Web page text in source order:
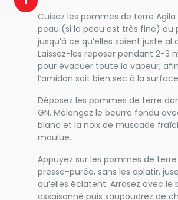
Cuisez les pommes de terre
peau (si la peau est très fine) ou
jusqu’à ce qu’elles soient juste al
Laissez-les reposer pendant 2-3
pour évacuer toute la vapeur,
l’amidon soit bien sec à la
Déposez les pommes de terre
GN. Mélangez le beurre fondu
blanc et la noix de muscade
moulue.
Appuyez sur les pommes de
presse-purée, sans les aplatir,
qu’elles éclatent. Arrosez avec le
assaisonné puis saupoudrez de